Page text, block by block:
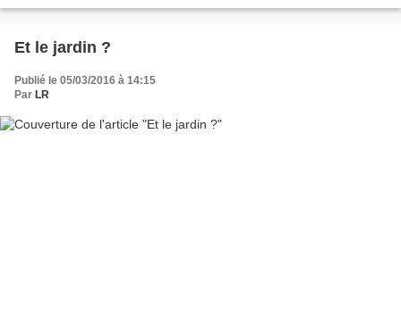
Et le jardin ?
Publié le 05/03/2016 à 14:15
Par LR